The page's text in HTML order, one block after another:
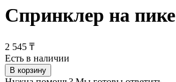
Спринклер на
2 545 ₸
Есть в наличии
В корзину